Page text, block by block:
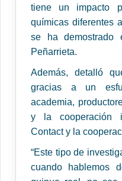
tiene un impacto
químicas diferentes
se ha demostrado
Peñarrieta.
Además, detalló
gracias a un
academia,
y la cooperación
Contact y la
“Este tipo de
cuando hablemos